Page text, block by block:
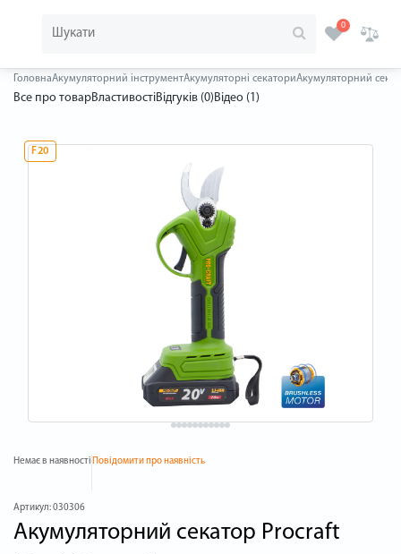
0
ГоловнаАкумуляторний інструментАкумуляторні секаториАкумуляторний
Все про товарВластивостіВідгуків (0)Відео (1)
F20
Немає в наявності Повідомити про наявність
Артикул:030306
Акумуляторний секатор Procraft